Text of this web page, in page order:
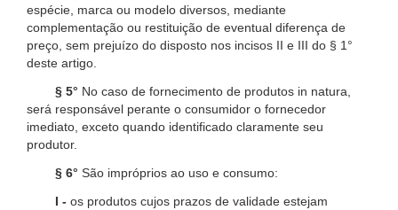
espécie, marca ou modelo diversos, mediante
complementação ou restituição de eventual diferença de
preço, sem prejuízo do disposto nos incisos II e III do § 1°
deste artigo.
§ 5° No caso de fornecimento de produtos in natura,
será responsável perante o consumidor o fornecedor
imediato, exceto quando identificado claramente seu
produtor.
§ 6° São impróprios ao uso e consumo:
I - os produtos cujos prazos de validade estejam